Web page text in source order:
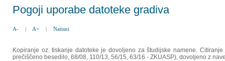
Pogoji uporabe datoteke gradiva
A- | A+ | Natisni
Kopiranje oz. tiskanje datoteke je dovoljeno za študijske namene.
prečiščeno besedilo, 68/08, 110/13, 56/15, 63/16 - ZKUASP), dovoljeno z